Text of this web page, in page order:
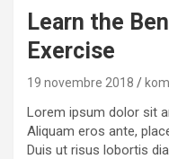
Learn the
Exercise
19 novembre 2018
Lorem ipsum dolor sit
Aliquam eros ante,
Duis ut risus lobortis